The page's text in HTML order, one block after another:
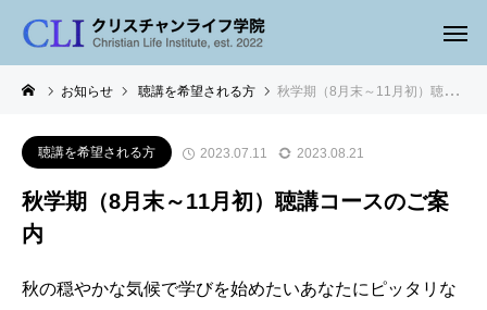
お知らせ 聴講を希望される方 秋学期（8月末～11月初）聴講コースのご案内
聴講を希望される方 2023.07.11 2023.08.21
秋学期（8月末～11月初）聴講コースのご案
内
秋の穏やかな気候で学びを始めたいあなたにピッタリな